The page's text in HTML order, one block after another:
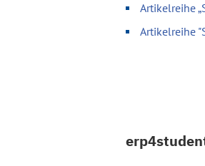
Artikelreihe
Artikelreihe